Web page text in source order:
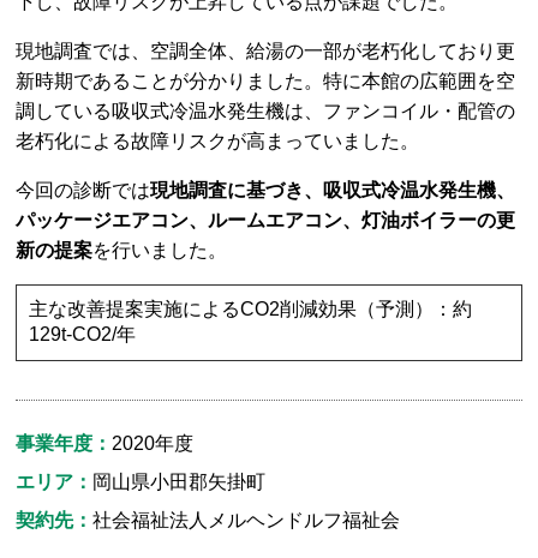
現地調査では、空調全体、給湯の一部が老朽化しており更
新時期であることが分かりました。特に本館の広範囲を空
調している吸収式冷温水発生機は、ファンコイル・配管の
老朽化による故障リスクが高まっていました。
今回の診断では現地調査に基づき、吸収式冷温水発生機、
パッケージエアコン、ルームエアコン、灯油ボイラーの更
新の提案を行いました。
主な改善提案実施によるCO2削減効果（予測）：約
129t-CO2/年
事業年度：2020年度
エリア： 岡山県小田郡矢掛町
契約先：社会福祉法人メルヘンドルフ福祉会